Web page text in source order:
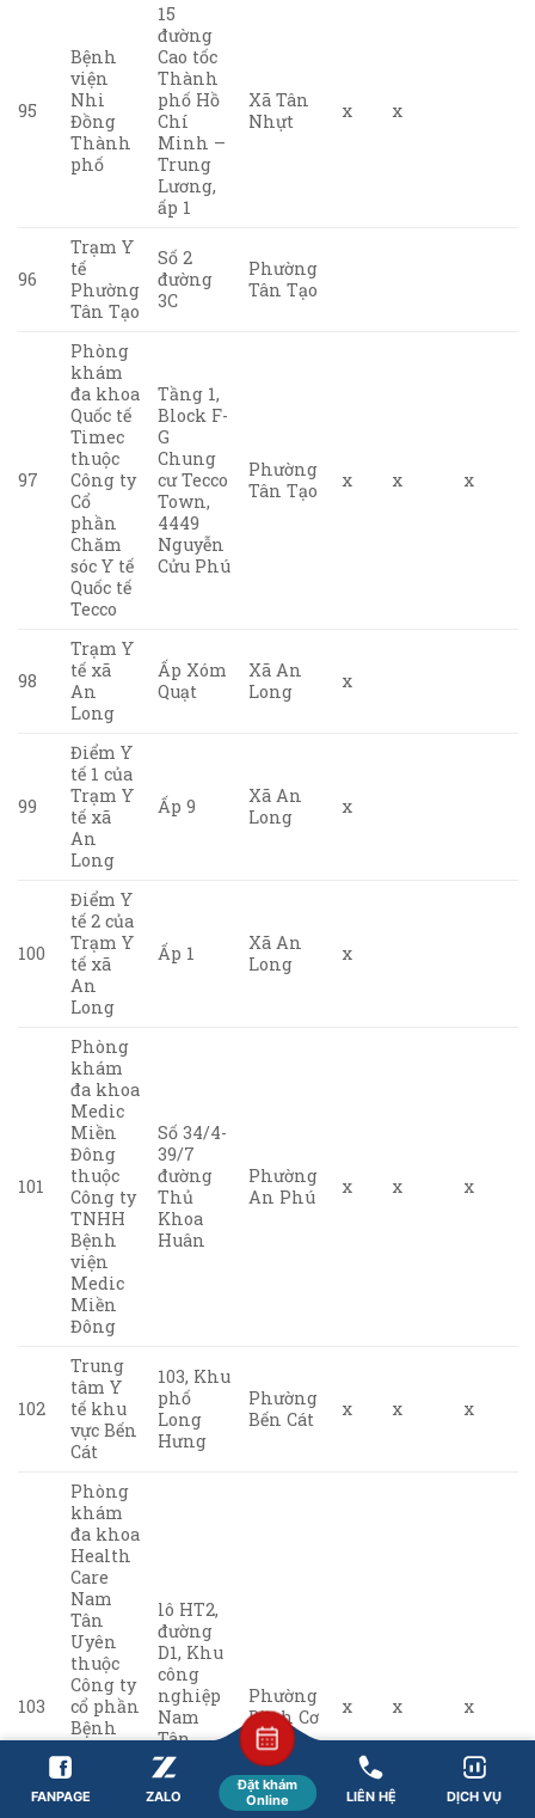
95
Bệnh
viện
Nhi
Đồng
Thành
phố
15
đường
Cao tốc
Thành
phố Hồ
Chí
Minh –
Trung
Lương,
ấp 1
Xã Tân
Nhựt
x x
96
Trạm Y
tế
Phường
Tân Tạo
Số 2
đường
3C
Phường
Tân Tạo
97
Phòng
khám
đa khoa
Quốc tế
Timec
thuộc
Công ty
Cổ
phần
Chăm
sóc Y tế
Quốc tế
Tecco
Tầng 1,
Block F-
G
Chung
cư Tecco
Town,
4449
Nguyễn
Cửu Phú
Phường
Tân Tạo
x x x
98
Trạm Y
tế xã
An
Long
Ấp Xóm
Quạt
Xã An
Long
x
99
Điểm Y
tế 1 của
Trạm Y
tế xã
An
Long
Ấp 9
Xã An
Long
x
100
Điểm Y
tế 2 của
Trạm Y
tế xã
An
Long
Ấp 1
Xã An
Long
x
101
Phòng
khám
đa khoa
Medic
Miền
Đông
thuộc
Công ty
TNHH
Bệnh
viện
Medic
Miền
Đông
Số 34/4-
39/7
đường
Thủ
Khoa
Huân
Phường
An Phú
x x x
102
Trung
tâm Y
tế khu
vực Bến
Cát
103, Khu
phố
Long
Hưng
Phường
Bến Cát
x x x
103
Phòng
khám
đa khoa
Health
Care
Nam
Tân
Uyên
thuộc
Công ty
cổ phần
Bệnh
Phòng
khám
lô HT2,
đường
D1, Khu
công
nghiệp
Nam
Tân
Uyên
mở
rộng
Phường
Bình Cơ
x x x
FANPAGE ZALO
Đặt khám
Online
LIÊN HỆ DỊCH VỤ